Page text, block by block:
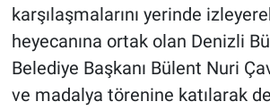
karşılaşmalarını yerinde
heyecanına ortak olan Denizli
Belediye Başkanı Bülent Nuri
ve madalya törenine katılarak